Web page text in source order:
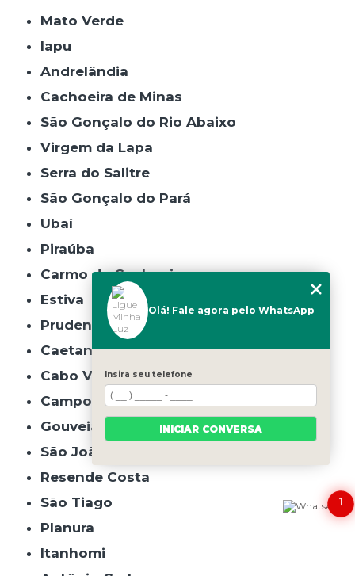
Mato Verde
Iapu
Andrelândia
Cachoeira de Minas
São Gonçalo do Rio Abaixo
Virgem da Lapa
Serra do Salitre
São Gonçalo do Pará
Ubaí
Piraúba
Carmo da Cachoeira
Estiva
Prudente de Morais
Caetanópolis
Cabo Verde
Campo do Meio
Gouveia
São João do Manhuaçu
Resende Costa
São Tiago
Planura
Itanhomi
1
Olá! Fale agora pelo WhatsApp
Insira seu telefone
INICIAR CONVERSA